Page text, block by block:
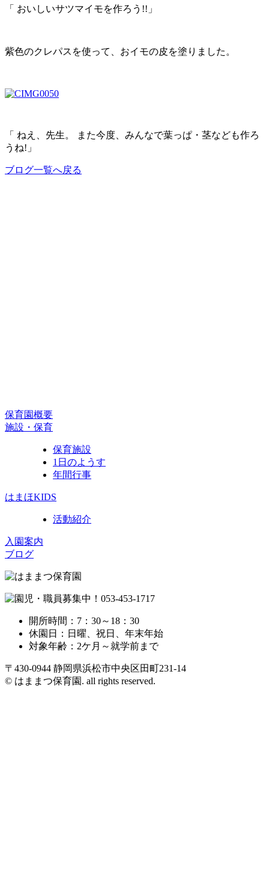
「 おいしいサツマイモを作ろう!!」
紫色のクレパスを使って、おイモの皮を塗りました。
「 ねえ、先生。 また今度、みんなで葉っぱ・茎なども作ろ
うね!」
ブログ一覧へ戻る
保育園概要
施設・保育
保育施設
1日のようす
年間行事
はまほKIDS
活動紹介
入園案内
ブログ
開所時間：7：30～18：30
休園日：日曜、祝日、年末年始
対象年齢：2ケ月～就学前まで
〒430-0944 静岡県浜松市中央区田町231-14
© はままつ保育園. all rights reserved.